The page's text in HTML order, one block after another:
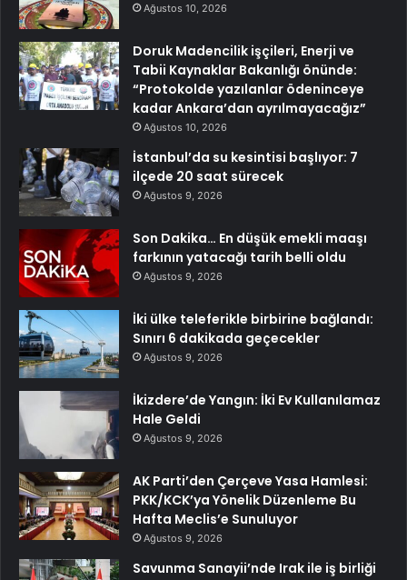
Ağustos 10, 2026
Doruk Madencilik işçileri, Enerji ve
Tabii Kaynaklar Bakanlığı önünde:
“Protokolde yazılanlar ödeninceye
kadar Ankara’dan ayrılmayacağız”
Ağustos 10, 2026
İstanbul’da su kesintisi başlıyor: 7
ilçede 20 saat sürecek
Ağustos 9, 2026
Son Dakika… En düşük emekli maaşı
farkının yatacağı tarih belli oldu
Ağustos 9, 2026
İki ülke teleferikle birbirine bağlandı:
Sınırı 6 dakikada geçecekler
Ağustos 9, 2026
İkizdere’de Yangın: İki Ev Kullanılamaz
Hale Geldi
Ağustos 9, 2026
AK Parti’den Çerçeve Yasa Hamlesi:
PKK/KCK’ya Yönelik Düzenleme Bu
Hafta Meclis’e Sunuluyor
Ağustos 9, 2026
Savunma Sanayii’nde Irak ile iş birliği